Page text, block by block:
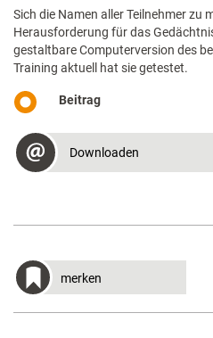
Sich die Namen aller Teilnehmer zu
Herausforderung für das
gestaltbare Computerversion des
Training aktuell hat sie getestet.
Beitrag
Downloaden
merken